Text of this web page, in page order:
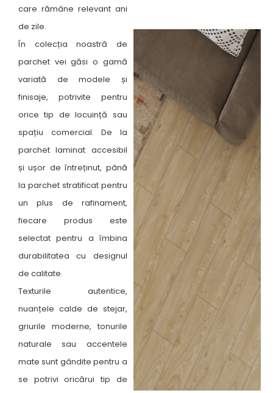
care rămâne relevant ani
de zile.
În colecția noastră de
parchet vei găsi o gamă
variată de modele și
finisaje, potrivite pentru
orice tip de locuință sau
spațiu comercial. De la
parchet laminat accesibil
și ușor de întreținut, până
la parchet stratificat pentru
un plus de rafinament,
fiecare produs este
selectat pentru a îmbina
durabilitatea cu designul
de calitate.
Texturile autentice,
nuanțele calde de stejar,
griurile moderne, tonurile
naturale sau accentele
mate sunt gândite pentru a
se potrivi oricărui tip de